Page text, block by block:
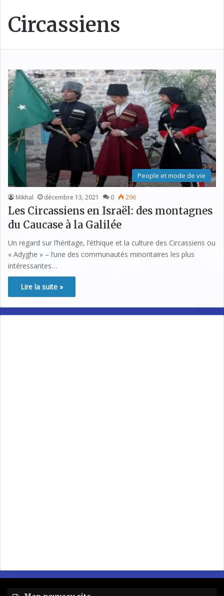
Circassiens
People et mode de vie
Mikhal décembre 13, 2021 0 296
Les Circassiens en Israël: des montagnes
du Caucase à la Galilée
Un regard sur l’héritage, l’éthique et la culture des Circassiens ou
« Adyghe » – l’une des communautés minoritaires les plus
intéressantes…
Lire la suite »